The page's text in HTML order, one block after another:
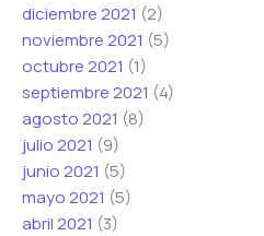
diciembre 2021 (2)
noviembre 2021 (5)
octubre 2021 (1)
septiembre 2021 (4)
agosto 2021 (8)
julio 2021 (9)
junio 2021 (5)
mayo 2021 (5)
abril 2021 (3)